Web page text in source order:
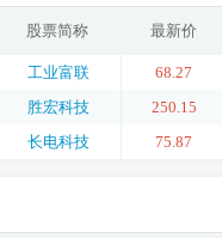
股票简称 最新价
工业富联 68.27
胜宏科技 250.15
长电科技 75.87